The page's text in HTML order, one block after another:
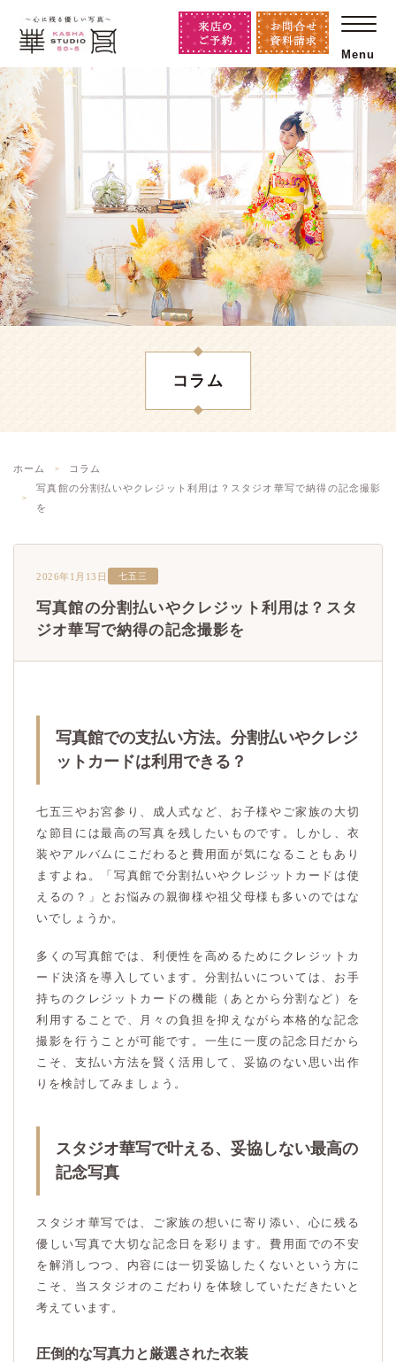
Menu
コラム
ホーム
コラム
写真館の分割払いやクレジット利用は？スタジオ華写で納得の記念撮影
を
2026年1月13日 七五三
写真館の分割払いやクレジット利用は？スタ
ジオ華写で納得の記念撮影を
写真館での支払い方法。分割払いやクレジ
ットカードは利用できる？
七五三やお宮参り、成人式など、お子様やご家族の大切
な節目には最高の写真を残したいものです。しかし、衣
装やアルバムにこだわると費用面が気になることもあり
ますよね。「写真館で分割払いやクレジットカードは使
えるの？」とお悩みの親御様や祖父母様も多いのではな
いでしょうか。
多くの写真館では、利便性を高めるためにクレジットカ
ード決済を導入しています。分割払いについては、お手
持ちのクレジットカードの機能（あとから分割など）を
利用することで、月々の負担を抑えながら本格的な記念
撮影を行うことが可能です。一生に一度の記念日だから
こそ、支払い方法を賢く活用して、妥協のない思い出作
りを検討してみましょう。
スタジオ華写で叶える、妥協しない最高の
記念写真
スタジオ華写では、ご家族の想いに寄り添い、心に残る
優しい写真で大切な記念日を彩ります。費用面での不安
を解消しつつ、内容には一切妥協したくないという方に
こそ、当スタジオのこだわりを体験していただきたいと
考えています。
圧倒的な写真力と厳選された衣装